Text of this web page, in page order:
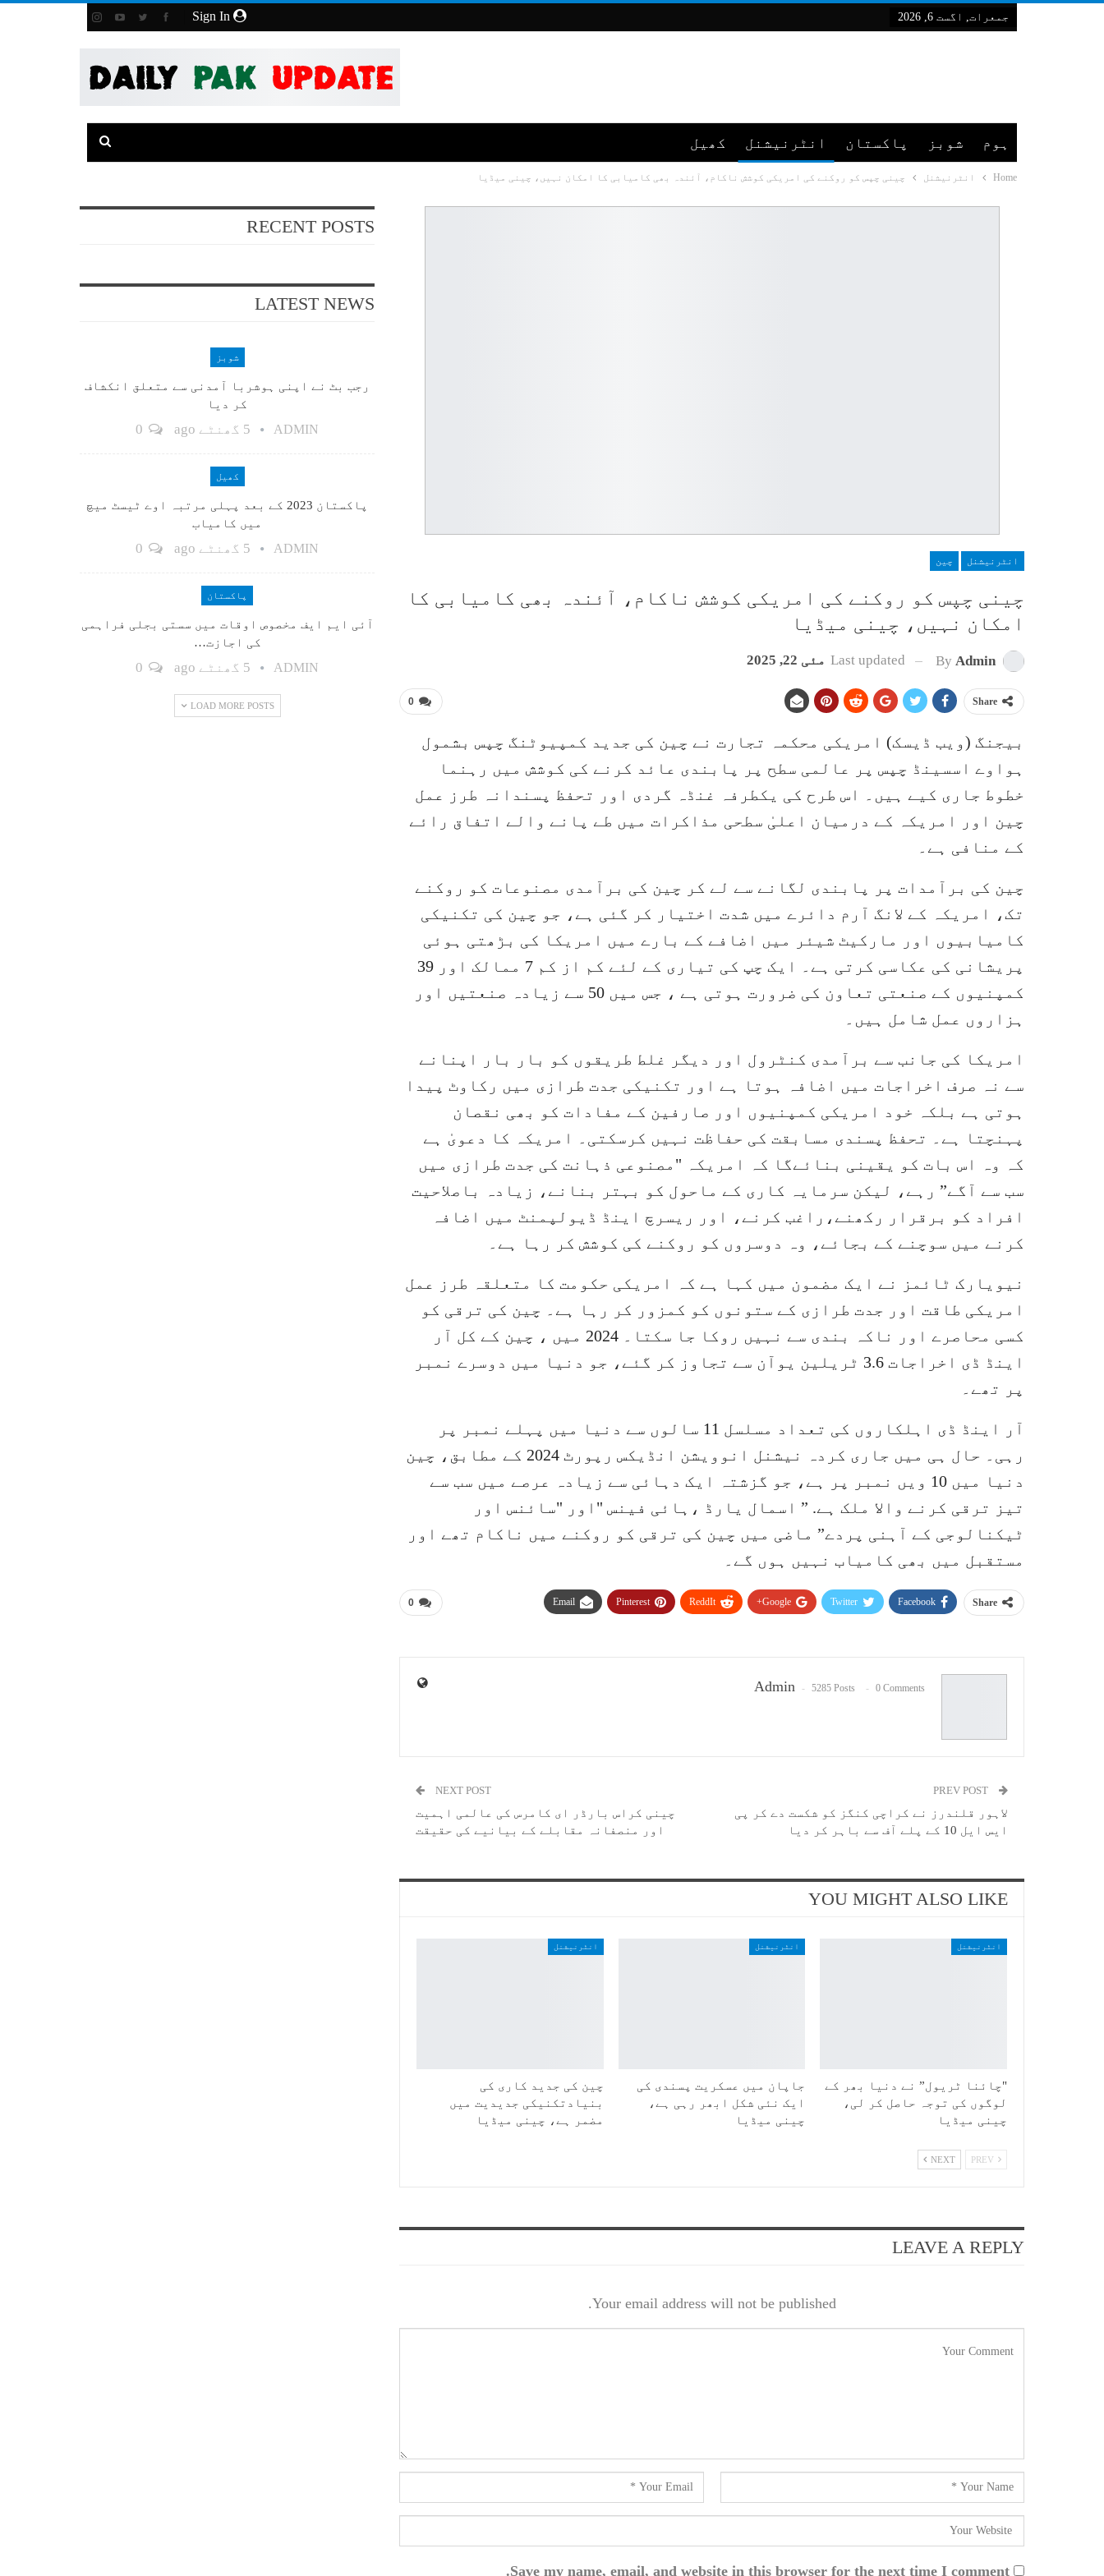
جمعرات, اگست 6, 2026
ہوم شوبز پاکستان انٹرنیشنل کھیل
Home انٹرنیشنل چینی چپس کو روکنے کی امریکی کوشش ناکام، آئندہ بھی کامیابی کا امکان نہیں، چینی میڈیا
انٹرنیشنل چین
چینی چپس کو روکنے کی امریکی کوشش ناکام، آئندہ بھی کامیابی کا
امکان نہیں، چینی میڈیا
By Admin
Last updated مئی 22, 2025
0 Share
بیجنگ (ویب ڈیسک) امریکی محکمہ تجارت نے چین کی جدید کمپیوٹنگ چپس بشمول
ہواوے اسسینڈ چپس پر عالمی سطح پر پابندی عائد کرنے کی کوشش میں رہنما
خطوط جاری کیے ہیں۔ اس طرح کی یکطرفہ غنڈہ گردی اور تحفظ پسندانہ طرز عمل
چین اور امریکہ کے درمیان اعلیٰ سطحی مذاکرات میں طے پانے والے اتفاق رائے
کے منافی ہے۔
چین کی برآمدات پر پابندی لگانے سے لے کر چین کی برآمدی مصنوعات کو روکنے
تک، امریکہ کے لانگ آرم دائرے میں شدت اختیار کر گئی ہے، جو چین کی تکنیکی
کامیابیوں اور مارکیٹ شیئر میں اضافے کے بارے میں امریکا کی بڑھتی ہوئی
پریشانی کی عکاسی کرتی ہے۔ ایک چپ کی تیاری کے لئے کم از کم 7 ممالک اور 39
کمپنیوں کے صنعتی تعاون کی ضرورت ہوتی ہے ، جس میں 50 سے زیادہ صنعتیں اور
ہزاروں عمل شامل ہیں۔
امریکا کی جانب سے برآمدی کنٹرول اور دیگر غلط طریقوں کو بار بار اپنانے
سے نہ صرف اخراجات میں اضافہ ہوتا ہے اور تکنیکی جدت طرازی میں رکاوٹ پیدا
ہوتی ہے بلکہ خود امریکی کمپنیوں اور صارفین کے مفادات کو بھی نقصان
پہنچتا ہے۔ تحفظ پسندی مسابقت کی حفاظت نہیں کرسکتی۔ امریکہ کا دعویٰ ہے
کہ وہ اس بات کو یقینی بنائےگا کہ امریکہ "مصنوعی ذہانت کی جدت طرازی میں
سب سے آگے” رہے، لیکن سرمایہ کاری کے ماحول کو بہتر بنانے، زیادہ باصلاحیت
افراد کو برقرار رکھنے،راغب کرنے، اور ریسرچ اینڈ ڈیولپمنٹ میں اضافہ
کرنے میں سوچنے کے بجائے، وہ دوسروں کو روکنے کی کوشش کر رہا ہے۔
نیویارک ٹائمز نے ایک مضمون میں کہا ہے کہ امریکی حکومت کا متعلقہ طرز عمل
امریکی طاقت اور جدت طرازی کے ستونوں کو کمزور کر رہا ہے۔ چین کی ترقی کو
کسی محاصرے اور ناکہ بندی سے نہیں روکا جا سکتا۔ 2024 میں ، چین کے کل آر
اینڈ ڈی اخراجات 3.6 ٹریلین یوآن سے تجاوز کر گئے، جو دنیا میں دوسرے نمبر
پر تھے۔
آر اینڈ ڈی اہلکاروں کی تعداد مسلسل 11 سالوں سے دنیا میں پہلے نمبر پر
رہی۔ حال ہی میں جاری کردہ نیشنل انوویشن انڈیکس رپورٹ 2024 کے مطابق، چین
دنیا میں 10 ویں نمبر پر ہے، جو گزشتہ ایک دہائی سے زیادہ عرصے میں سب سے
تیز ترقی کرنے والا ملک ہے. ” اسمال یارڈ ،ہائی فینس "اور "سائنس اور
ٹیکنالوجی کے آہنی پردے” ماضی میں چین کی ترقی کو روکنے میں ناکام تھے اور
مستقبل میں بھی کامیاب نہیں ہوں گے۔
0 Share
Facebook
Twitter
Google+
ReddIt
Pinterest
Email
Admin 5285 Posts 0 Comments
لاہور قلندرز نے کراچی کنگز کو شکست دے کر پی
ایس ایل 10 کے پلے آف سے باہر کر دیا
NEXT POST
چینی کراس بارڈر ای کامرس کی عالمی اہمیت
اور منصفانہ مقابلے کے بیانیے کی حقیقت
YOU MIGHT ALSO LIKE
انٹرنیشنل
"چائنا ٹریول” نے دنیا بھر کے
لوگوں کی توجہ حاصل کر لی،
چینی میڈیا
انٹرنیشنل
جاپان میں عسکریت پسندی کی
ایک نئی شکل ابھر رہی ہے،
چینی میڈیا
انٹرنیشنل
چین کی جدید کاری کی
بنیادتکنیکی جدیدیت میں
مضمر ہے، چینی میڈیا
NEXT
LEAVE A REPLY
Your email address will not be published.
Save my name, email, and website in this browser for the next time I comment.
RECENT POSTS
LATEST NEWS
شوبز
رجب بٹ نے اپنی ہوشربا آمدنی سے متعلق انکشاف
کر دیا
ADMIN 5 گھنٹے ago
کھیل
پاکستان 2023 کے بعد پہلی مرتبہ اوے ٹیسٹ میچ
میں کامیاب
ADMIN 5 گھنٹے ago
پاکستان
آئی ایم ایف مخصوص اوقات میں سستی بجلی فراہمی
کی اجازت…
ADMIN 5 گھنٹے ago
LOAD MORE POSTS